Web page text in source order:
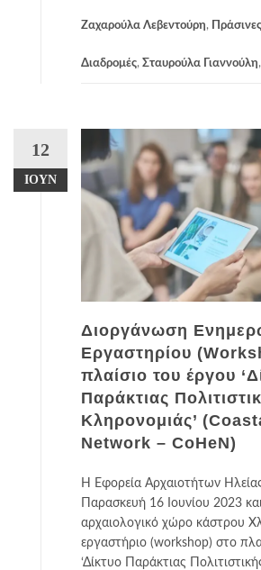
Ζαχαρούλα Λεβεντούρη,
Διαδρομές, Σταυρούλα Γιαννούλη,
12
ΙΟΎΝ
Διοργάνωση
Εργαστηρίου
πλαίσιο του έργου
Παράκτιας
Κληρονομιάς’
Network – CoHeN)
Η Εφορεία Αρχαιοτήτων
Παρασκευή 16 Ιουνίου 2023
αρχαιολογικό χώρο κάστρου
εργαστήριο (workshop) στο
‘Δίκτυο Παράκτιας